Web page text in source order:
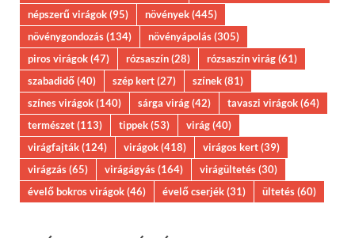
népszerű virágok(95) növények(445)
növénygondozás(134) növényápolás(305)
piros virágok(47) rózsaszín(28) rózsaszín virág(61)
szabadidő(40) szép kert(27) színek(81)
színes virágok(140) sárga virág(42) tavaszi virágok(64)
természet(113) tippek(53) virág(40)
virágfajták(124) virágok(418) virágos kert(39)
virágzás(65) virágágyás(164) virágültetés(30)
évelő bokros virágok(46) évelő cserjék(31) ültetés(60)